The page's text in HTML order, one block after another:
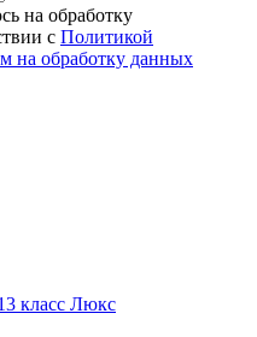
на обработку
с Политикой
на обработку данных
класс Люкс